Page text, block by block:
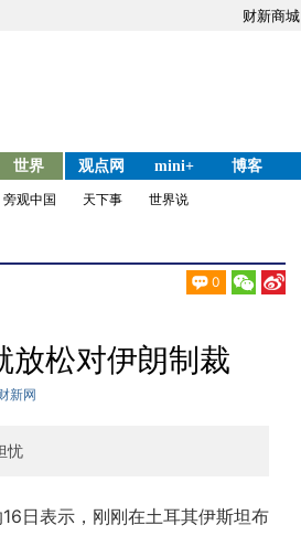
财新商城
世界 观点网 mini+ 博客
旁观中国 天下事 世界说
0
放松对伊朗制裁
新网
忧
日表示，刚刚在土耳其伊斯坦布